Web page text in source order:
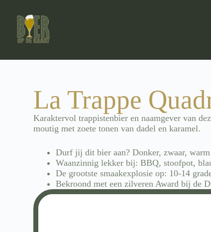
La Trappe
Karaktervol trappistenbier en naamgever van
moutig met zoete tonen van dadel en karamel.
Durf jij dit bier aan? Donker, zwaar, warm
Waanzinnig lekker bij: BBQ, stoofpot,
De grootste smaakexplosie op: 10-14
Bekroond met een zilveren Award bij de